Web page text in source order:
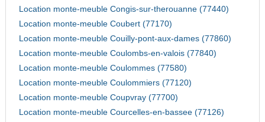
Location monte-meuble Congis-sur-therouanne (77440)
Location monte-meuble Coubert (77170)
Location monte-meuble Couilly-pont-aux-dames (77860)
Location monte-meuble Coulombs-en-valois (77840)
Location monte-meuble Coulommes (77580)
Location monte-meuble Coulommiers (77120)
Location monte-meuble Coupvray (77700)
Location monte-meuble Courcelles-en-bassee (77126)